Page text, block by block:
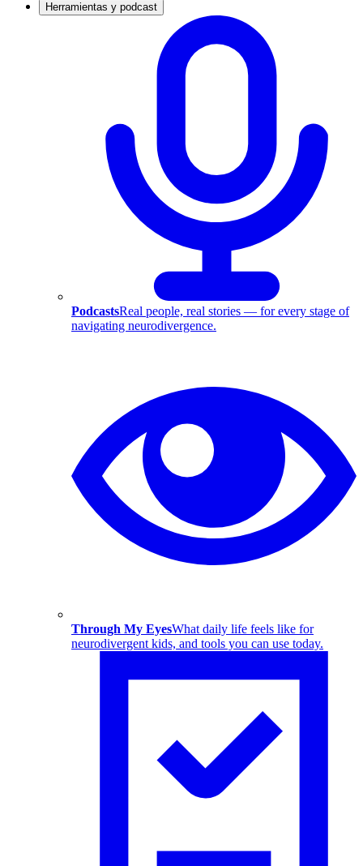
Herramientas y podcast
PodcastsReal people, real stories — for every stage of
navigating neurodivergence.
Through My EyesWhat daily life feels like for
neurodivergent kids, and tools you can use today.